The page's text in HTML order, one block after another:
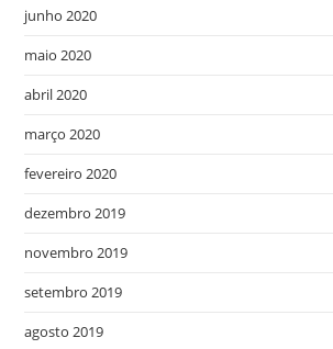
junho 2020
maio 2020
abril 2020
março 2020
fevereiro 2020
dezembro 2019
novembro 2019
setembro 2019
agosto 2019